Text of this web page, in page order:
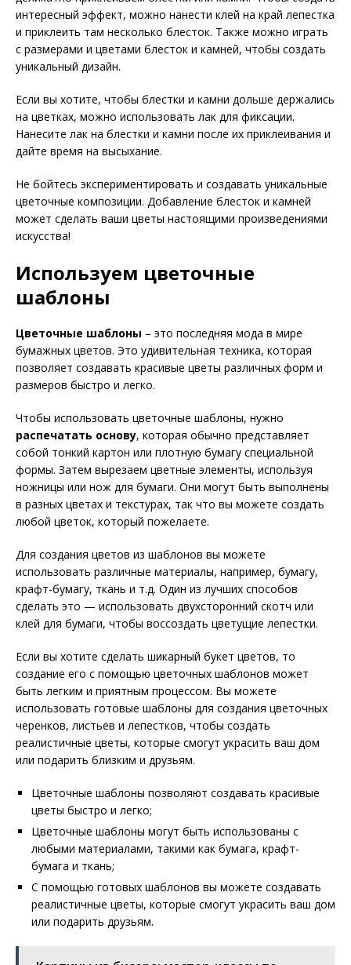
интересный эффект, можно нанести клей на край лепестка
и приклеить там несколько блесток. Также можно играть
с размерами и цветами блесток и камней, чтобы создать
уникальный дизайн.
Если вы хотите, чтобы блестки и камни дольше держались
на цветках, можно использовать лак для фиксации.
Нанесите лак на блестки и камни после их приклеивания и
дайте время на высыхание.
Не бойтесь экспериментировать и создавать уникальные
цветочные композиции. Добавление блесток и камней
может сделать ваши цветы настоящими произведениями
искусства!
Используем цветочные
шаблоны
Цветочные шаблоны – это последняя мода в мире
бумажных цветов. Это удивительная техника, которая
позволяет создавать красивые цветы различных форм и
размеров быстро и легко.
Чтобы использовать цветочные шаблоны, нужно
распечатать основу, которая обычно представляет
собой тонкий картон или плотную бумагу специальной
формы. Затем вырезаем цветные элементы, используя
ножницы или нож для бумаги. Они могут быть выполнены
в разных цветах и текстурах, так что вы можете создать
любой цветок, который пожелаете.
Для создания цветов из шаблонов вы можете
использовать различные материалы, например, бумагу,
крафт-бумагу, ткань и т.д. Один из лучших способов
сделать это — использовать двухсторонний скотч или
клей для бумаги, чтобы воссоздать цветущие лепестки.
Если вы хотите сделать шикарный букет цветов, то
создание его с помощью цветочных шаблонов может
быть легким и приятным процессом. Вы можете
использовать готовые шаблоны для создания цветочных
черенков, листьев и лепестков, чтобы создать
реалистичные цветы, которые смогут украсить ваш дом
или подарить близким и друзьям.
Цветочные шаблоны позволяют создавать красивые
цветы быстро и легко;
Цветочные шаблоны могут быть использованы с
любыми материалами, такими как бумага, крафт-
бумага и ткань;
С помощью готовых шаблонов вы можете создавать
реалистичные цветы, которые смогут украсить ваш дом
или подарить друзьям.